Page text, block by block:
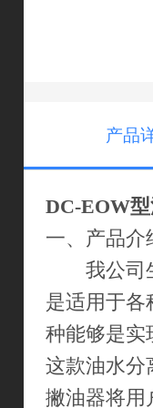
产品
DC-EOW
一、产品介
我公司生
是适用于各
种能够是实
这款油水分
撇油器将用